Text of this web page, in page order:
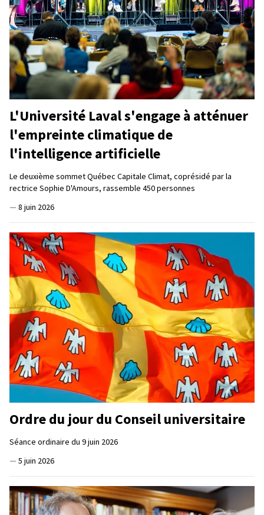
L'Université Laval s'engage à atténuer
l'empreinte climatique de
l'intelligence artificielle
Le deuxième sommet Québec Capitale Climat, coprésidé par la
rectrice Sophie D'Amours, rassemble 450 personnes
— 8 juin 2026
Ordre du jour du Conseil universitaire
Séance ordinaire du 9 juin 2026
— 5 juin 2026